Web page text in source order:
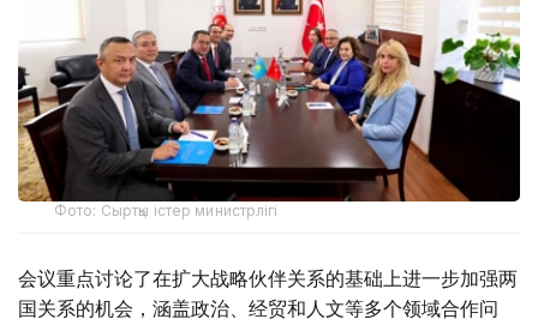
Фото: Сыртқы істер министрлігі
会议重点讨论了在扩大战略伙伴关系的基础上进一步加强两
国关系的机会，涵盖政治、经贸和人文等多个领域合作问